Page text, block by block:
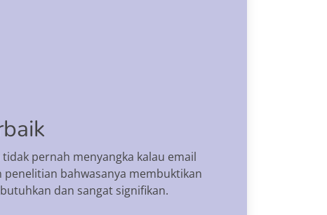
pernah menyangka kalau email
bahwasanya membuktikan
dan sangat signifikan.